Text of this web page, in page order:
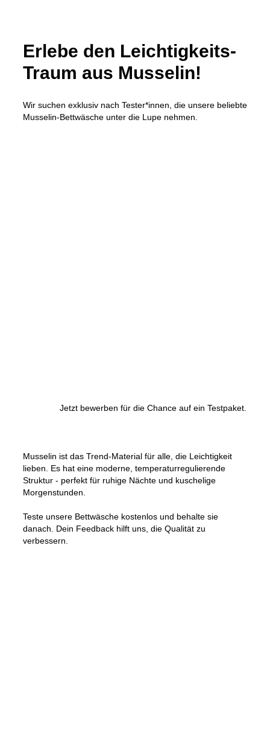
Erlebe den Leichtigkeits-
Traum aus Musselin!
Wir suchen exklusiv nach Tester*innen, die unsere beliebte
Musselin-Bettwäsche unter die Lupe nehmen.
Jetzt bewerben für die Chance auf ein Testpaket.
Musselin ist das Trend-Material für alle, die Leichtigkeit
lieben. Es hat eine moderne, temperaturregulierende
Struktur - perfekt für ruhige Nächte und kuschelige
Morgenstunden.
Teste unsere Bettwäsche kostenlos und behalte sie
danach. Dein Feedback hilft uns, die Qualität zu
verbessern.